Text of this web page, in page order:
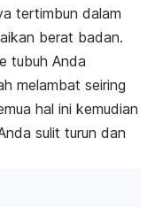
tertimbun dalam
berat badan.
tubuh Anda
melambat seiring
hal ini kemudian
sulit turun dan